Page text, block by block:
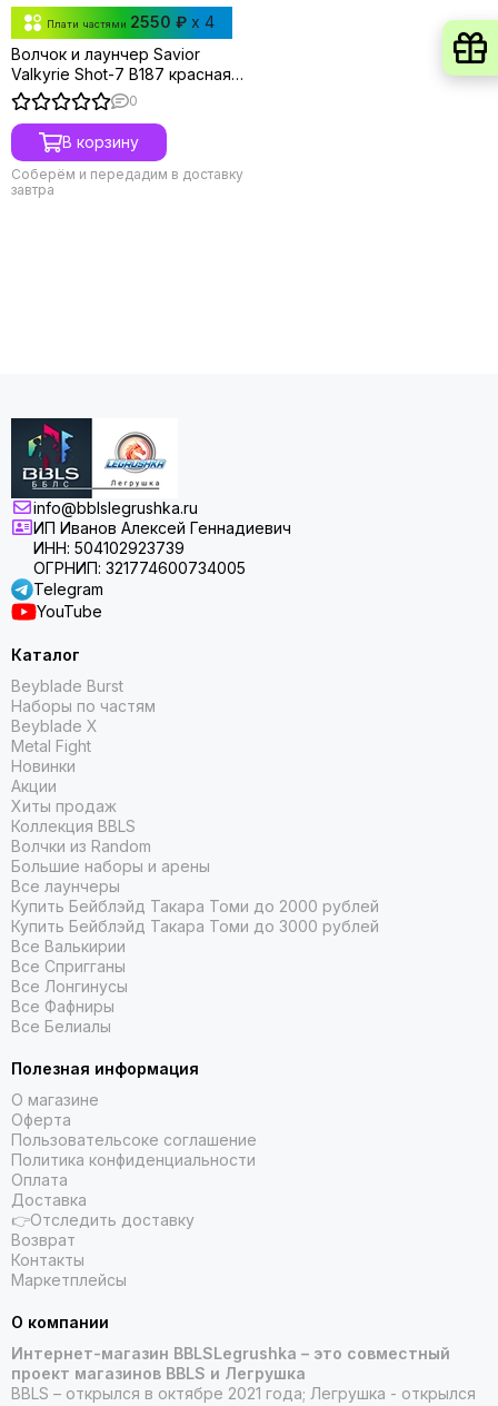
Плати частями 2550 ₽ x 4
Волчок и лаунчер Savior
Valkyrie Shot-7 B187 красная
версия от Takara Tomy
0
В корзину
Соберём и передадим в доставку
завтра
info@bblslegrushka.ru
ИП Иванов Алексей Геннадиевич
ИНН: 504102923739
ОГРНИП: 321774600734005
Telegram
YouTube
Каталог
Beyblade Burst
Наборы по частям
Beyblade X
Metal Fight
Новинки
Акции
Хиты продаж
Коллекция BBLS
Волчки из Random
Большие наборы и арены
Все лаунчеры
Купить Бейблэйд Такара Томи до 2000 рублей
Купить Бейблэйд Такара Томи до 3000 рублей
Все Валькирии
Все Спригганы
Все Лонгинусы
Все Фафниры
Все Белиалы
Полезная информация
О магазине
Оферта
Пользовательсоке соглашение
Политика конфиденциальности
Оплата
Доставка
👉Отследить доставку
Возврат
Контакты
Маркетплейсы
О компании
Интернет-магазин BBLSLegrushka – это совместный
проект магазинов BBLS и Легрушка
BBLS – открылся в октябре 2021 года; Легрушка - открылся